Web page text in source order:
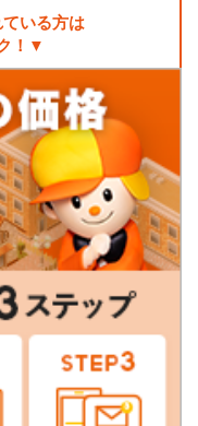
いる方は
！▼